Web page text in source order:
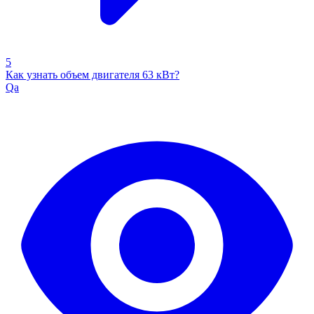
5
Как узнать объем двигателя 63 кВт?
Qa